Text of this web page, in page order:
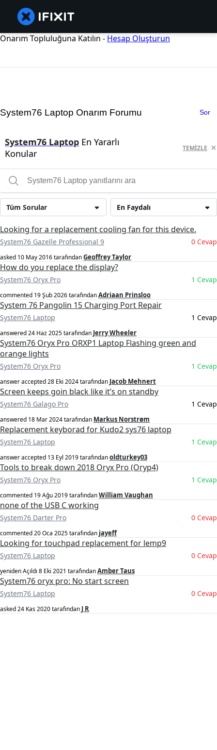
Onarım Topluluğuna Katılın - Hesap Oluşturun
System76 Laptop Onarım Forumu Sor
System76 Laptop En Yararlı
Konular
TEMIZLE
En Faydalı
Tüm Sorular
Looking for a replacement cooling fan for this device.
System76 Gazelle Professional 9 0 Cevap
asked 10 May 2016tarafındanGeoffrey Taylor
How do you replace the display?
System76 Oryx Pro 1 Cevap
commented 19 Şub 2026tarafındanAdriaan Prinsloo
System 76 Pangolin 15 Charging Port Repair
System76 Laptop 1 Cevap
answered24 Haz 2025tarafından Jerry Wheeler
System76 Oryx Pro ORXP1 Laptop Flashing green and
orange lights
System76 Oryx Pro 1 Cevap
answer accepted28 Eki 2024tarafından Jacob Mehnert
Screen keeps goin black like it’s on standby
System76 Galago Pro 1 Cevap
answered 18 Mar 2024tarafından Markus Norstrøm
Replacement keyborad for Kudo2 sys76 laptop
System76 Laptop 1 Cevap
answer accepted 13 Eyl 2019tarafındanoldturkey03
Tools to break down 2018 Oryx Pro (Oryp4)
System76 Oryx Pro 1 Cevap
commented 19 Ağu 2019tarafındanWilliam Vaughan
none of the USB C working
System76 Darter Pro 0 Cevap
commented20 Oca 2025tarafından jayeff
Looking for touchpad replacement for lemp9
System76 Laptop 0 Cevap
yeniden Açıldı 8 Eki 2021 tarafındanAmber Taus
System76 oryx pro: No start screen
System76 Laptop 0 Cevap
asked24 Kas 2020tarafından J R